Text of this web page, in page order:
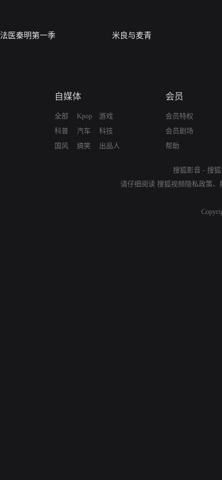
法医秦明第一季 米良与麦青
自媒体
全部
科普
国风
Kpop
汽车
搞笑
游戏
科技
出品人
会员
会员特权
会员剧场
帮助
搜狐影音 - 搜
请仔细阅读 搜狐视频隐私政策、